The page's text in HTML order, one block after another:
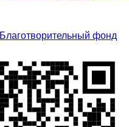
Благотворительный фонд